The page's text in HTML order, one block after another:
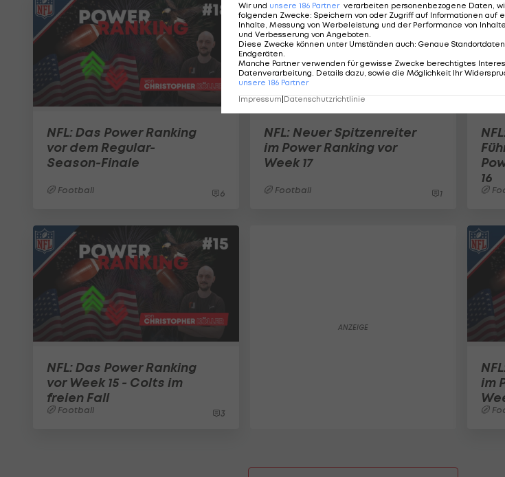
NFL: Das Power Ranking
vor dem Regular-
Season-Finale
Football 6
NFL: Neuer Spitzenreiter
im Power Ranking vor
Week 17
Football 1
16
NFL: Das Power Ranking
vor Week 15 - Colts im
freien Fall
Football 3
im
Wir und unsere 186 Partner verarbeiten personenbezogene Daten,
folgenden Zwecke: Speichern von oder Zugriff auf Informationen auf
Inhalte, Messung von Werbeleistung und der Performance von
und Verbesserung von Angeboten.
Diese Zwecke können unter Umständen auch: Genaue
Endgeräten.
Manche Partner verwenden für gewisse Zwecke berechtigtes
Datenverarbeitung. Details dazu, sowie die Möglichkeit Ihr
unsere 186 Partner
Impressum Datenschutzrichtlinie